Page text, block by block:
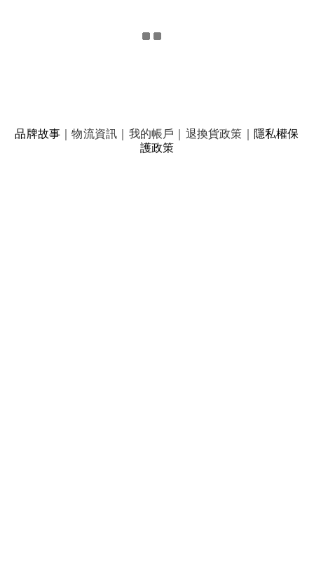
品牌故事 ｜物流資訊 ｜ 我的帳戶 ｜ 退換貨政策 ｜ 隱私權保
護政策